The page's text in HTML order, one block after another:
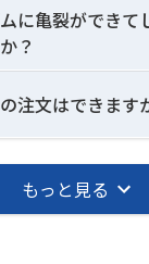
に亀裂ができて
？
注文はできます
もっと見る